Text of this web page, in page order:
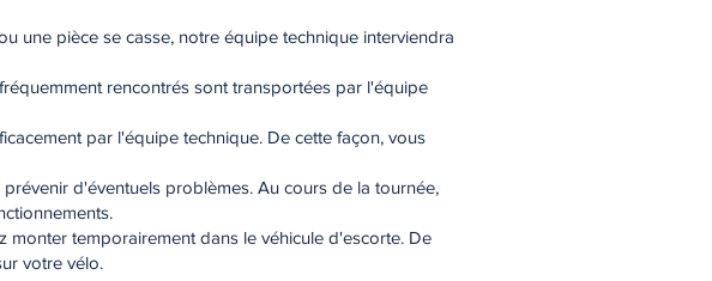
une pièce se casse, notre équipe technique interviendra
rencontrés sont transportées par l'équipe
par l'équipe technique. De cette façon, vous
d'éventuels problèmes. Au cours de la tournée,
temporairement dans le véhicule d'escorte. De
votre vélo.